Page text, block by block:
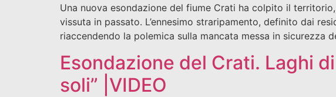
Una nuova esondazione del fiume Crati ha colpito il
vissuta in passato. L’ennesimo straripamento, definito dai
riaccendendo la polemica sulla mancata messa in sicurezza
Esondazione del Crati. Laghi
soli” |VIDEO